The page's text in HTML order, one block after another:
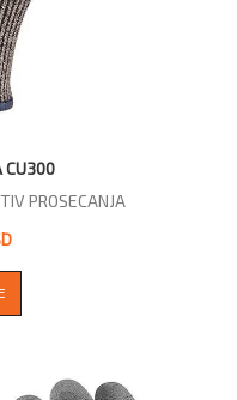
CU300
PROSECANJA